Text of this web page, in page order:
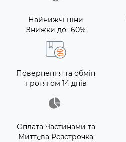
Найнижчі ціни
Знижки до -60%
Повернення та обмін
протягом 14 днів
Оплата Частинами та
Миттєва Розстрочка